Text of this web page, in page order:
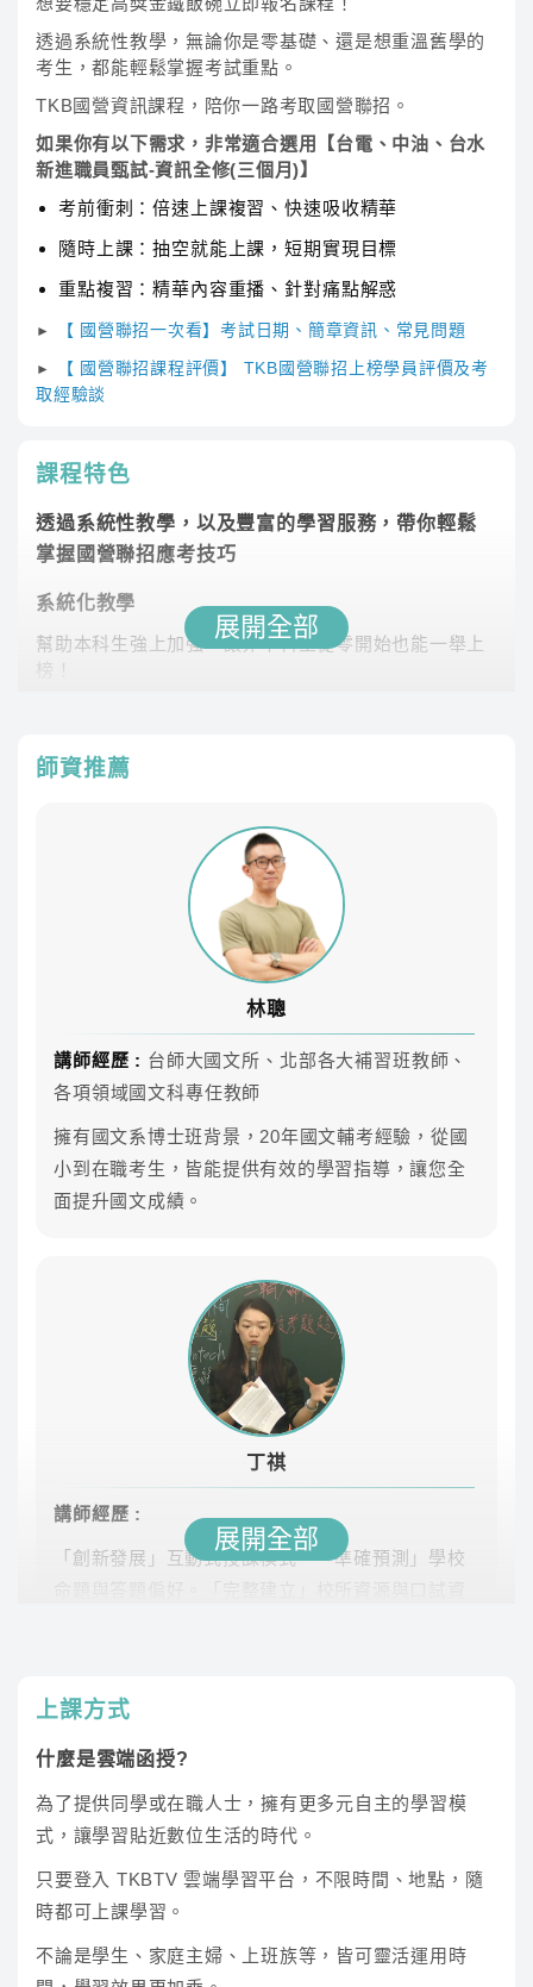
透過系統性教學，無論你是零基礎、還是想重溫舊學的
考生，都能輕鬆掌握考試重點。
TKB國營資訊課程，陪你一路考取國營聯招。
如果你有以下需求，非常適合選用【台電、中油、台水
新進職員甄試-資訊全修(三個月)】
考前衝刺：倍速上課複習、快速吸收精華
隨時上課：抽空就能上課，短期實現目標
重點複習：精華內容重播、針對痛點解惑
► 【 國營聯招一次看】考試日期、簡章資訊、常見問題
►
【 國營聯招課程評價】 TKB國營聯招上榜學員評價及考
取經驗談
課程特色
透過系統性教學，以及豐富的學習服務，帶你輕鬆
掌握國營聯招應考技巧
系統化教學
幫助本科生強上加強，讓非本科生從零開始也能一舉上
榜！
專業師資團隊，教學內容紮實完整，課程類組選擇多元
課後LINE社群與其他考生切磋討論、專員1對1諮詢協助
雲端課程不受時間地點、不受制式課表的限制，任何時
課程內容
專業師資團隊領軍，共同科目、專業科目AB皆可自
由選擇喜歡的師資來搭配
科目 師資
李華
傑瑞 34.4
(公)
系統分析與設
資料庫 張逸 22.5 雲端
程式語言(程
式設計)
張逸 28.1 雲端
※此為預估時數，課程時數依照老師實際授課為主
展開全部
師資推薦
林聰
講師經歷 : 台師大國文所、北部各大補習班教師、
各項領域國文科專任教師
擁有國文系博士班背景，20年國文輔考經驗，從國
小到在職考生，皆能提供有效的學習指導，讓您全
面提升國文成績。
丁祺
講師經歷 :
「創新發展」互動式授課模式。「準確預測」學校
張逸
課程從基本觀念出發，幫助同學打穩基礎、強化認
展開全部
上課方式
什麼是雲端函授?
為了提供同學或在職人士，擁有更多元自主的學習模
式，讓學習貼近數位生活的時代。
只要登入 TKBTV 雲端學習平台，不限時間、地點，隨
時都可上課學習。
不論是學生、家庭主婦、上班族等，皆可靈活運用時